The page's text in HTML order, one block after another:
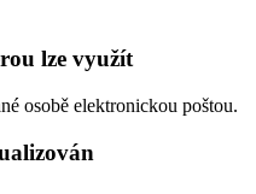
lze využít
osobě elektronickou poštou.